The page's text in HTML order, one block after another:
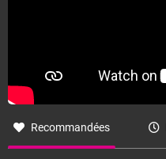
Recommandées